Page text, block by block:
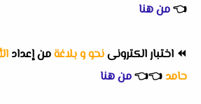
👈من هنا
⏪ اختبار الكترونىنحو و بلاغةمن إعداد
حامد 👈
👈من هنا